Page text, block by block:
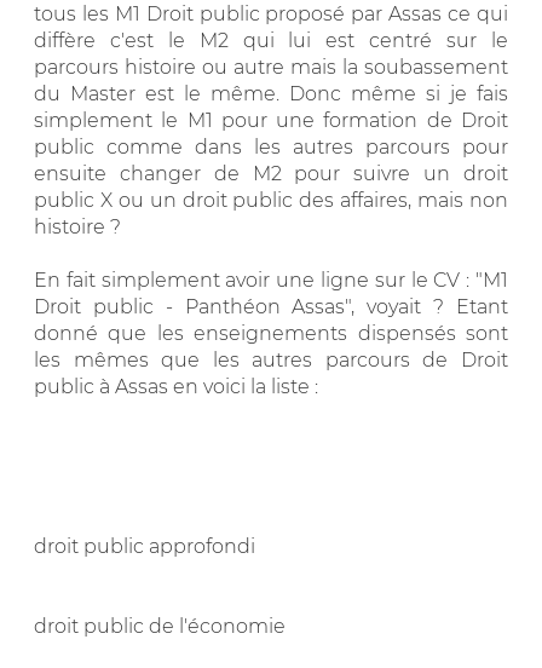
tous les M1 Droit public proposé par Assas ce qui
diffère c'est le M2 qui lui est centré sur le
parcours histoire ou autre mais la soubassement
du Master est le même. Donc même si je fais
simplement le M1 pour une formation de Droit
public comme dans les autres parcours pour
ensuite changer de M2 pour suivre un droit
public X ou un droit public des affaires, mais non
histoire ?
En fait simplement avoir une ligne sur le CV : "M1
Droit public - Panthéon Assas", voyait ? Etant
donné que les enseignements dispensés sont
les mêmes que les autres parcours de Droit
public à Assas en voici la liste :
droit public approfondi
droit public de l'économie